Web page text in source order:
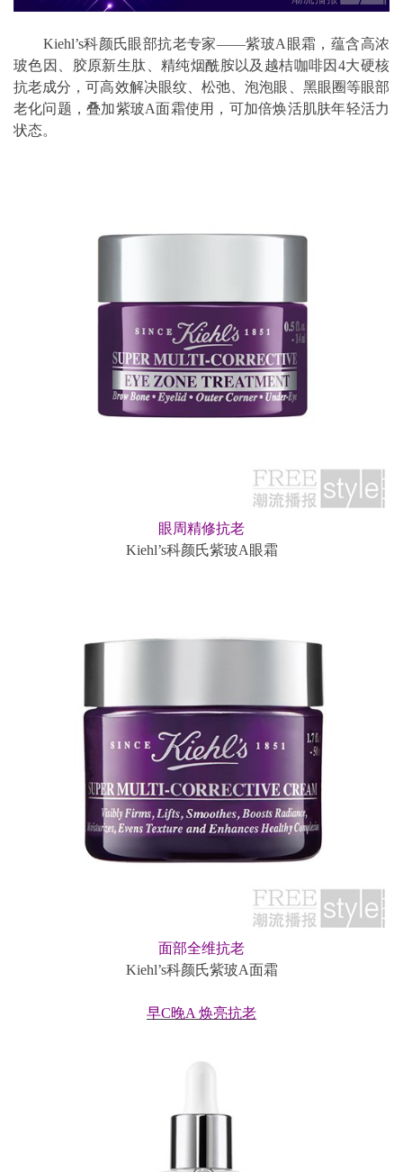
Kiehl’s科颜氏眼部抗老专家——紫玻A眼霜，蕴含高浓
玻色因、胶原新生肽、精纯烟酰胺以及越桔咖啡因4大硬核
抗老成分，可高效解决眼纹、松弛、泡泡眼、黑眼圈等眼部
老化问题，叠加紫玻A面霜使用，可加倍焕活肌肤年轻活力
状态。
眼周精修抗老
Kiehl’s科颜氏紫玻A眼霜
面部全维抗老
Kiehl’s科颜氏紫玻A面霜
早C晚A 焕亮抗老